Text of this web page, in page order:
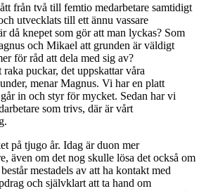
från två till femtio medarbetare samtidigt
utvecklats till ett ännu vassare
då knepet som gör att man lyckas? Som
och Mikael att grunden är väldigt
för råd att dela med sig av?
puckar, det uppskattar våra
menar Magnus. Vi har en platt
in och styr för mycket. Sedan har vi
som trivs, där är vårt
på tjugo år. Idag är duon mer
även om det nog skulle lösa det också om
mestadels av att ha kontakt med
och självklart att ta hand om